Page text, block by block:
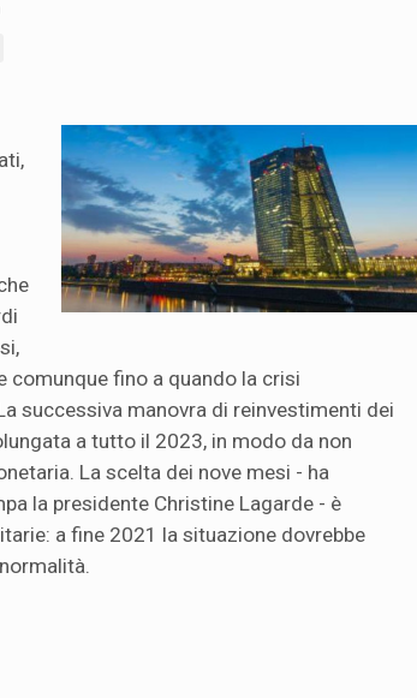
comunque fino a quando la crisi
successiva manovra di reinvestimenti dei
a tutto il 2023, in modo da non
La scelta dei nove mesi - ha
la presidente Christine Lagarde - è
a fine 2021 la situazione dovrebbe